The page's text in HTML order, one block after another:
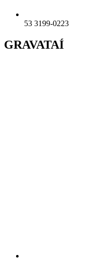
53 3199-0223
GRAVATAÍ